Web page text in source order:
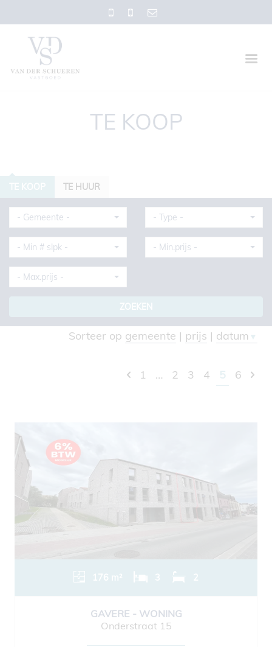
- Gemeente - - Type -
- Min # slpk - - Min.prijs -
- Max.prijs -
ZOEKEN
TE HUUR
TE KOOP
Sorteer op gemeente | prijs | datum ▼
1 … 2 3 4 5 6
176 m² 3 2
GAVERE - WONING
Onderstraat 15